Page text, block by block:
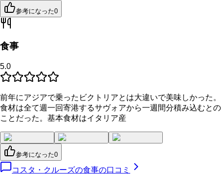
参考になった0
食事
5.0
前年にアジアで乗ったビクトリアとは大違いで美味しかった。
食材は全て週一回寄港するサヴォアから一週間分積み込むとの
ことだった。基本食材はイタリア産
参考になった0
コスタ・クルーズの食事の口コミ